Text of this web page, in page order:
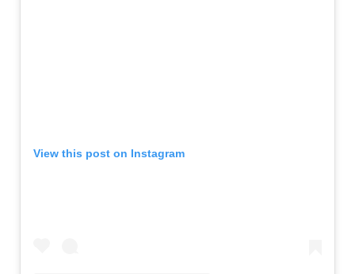
View this post on Instagram